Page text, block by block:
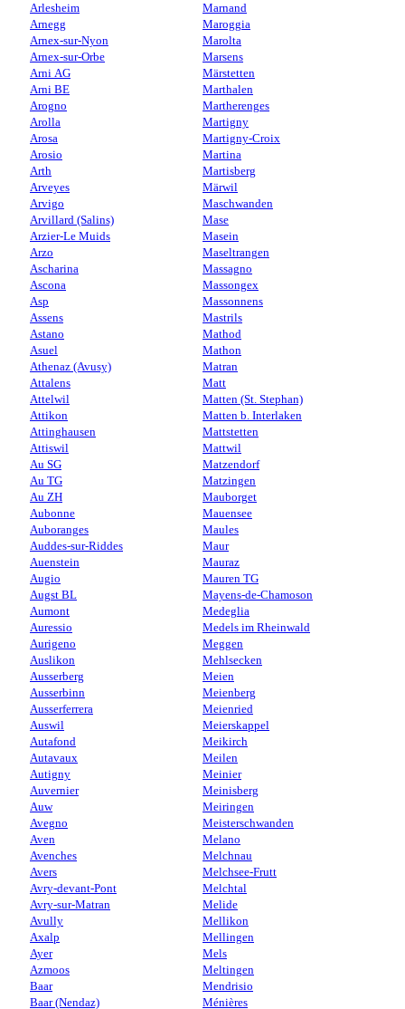
Arlesheim
Arnegg
Arnex-sur-Nyon
Arnex-sur-Orbe
Arni AG
Arni BE
Arogno
Arolla
Arosa
Arosio
Arth
Arveyes
Arvigo
Arvillard (Salins)
Arzier-Le Muids
Arzo
Ascharina
Ascona
Asp
Assens
Astano
Asuel
Athenaz (Avusy)
Attalens
Attelwil
Attikon
Attinghausen
Attiswil
Au SG
Au TG
Au ZH
Aubonne
Auboranges
Auddes-sur-Riddes
Auenstein
Augio
Augst BL
Aumont
Auressio
Aurigeno
Auslikon
Ausserberg
Ausserbinn
Ausserferrera
Auswil
Autafond
Autavaux
Autigny
Auvernier
Auw
Avegno
Aven
Avenches
Avers
Avry-devant-Pont
Avry-sur-Matran
Avully
Axalp
Ayer
Azmoos
Baar
Baar (Nendaz)
Marnand
Maroggia
Marolta
Marsens
Märstetten
Marthalen
Martherenges
Martigny
Martigny-Croix
Martina
Martisberg
Märwil
Maschwanden
Mase
Masein
Maseltrangen
Massagno
Massongex
Massonnens
Mastrils
Mathod
Mathon
Matran
Matt
Matten (St. Stephan)
Matten b. Interlaken
Mattstetten
Mattwil
Matzendorf
Matzingen
Mauborget
Mauensee
Maules
Maur
Mauraz
Mauren TG
Mayens-de-Chamoson
Medeglia
Medels im Rheinwald
Meggen
Mehlsecken
Meien
Meienberg
Meienried
Meierskappel
Meikirch
Meilen
Meinier
Meinisberg
Meiringen
Meisterschwanden
Melano
Melchnau
Melchsee-Frutt
Melchtal
Melide
Mellikon
Mellingen
Mels
Meltingen
Mendrisio
Ménières